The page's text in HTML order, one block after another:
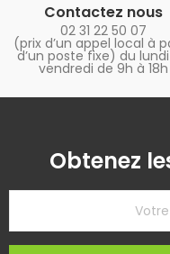
Contactez nous
02 31 22 50 07
(prix d’un appel local à
d’un poste fixe) du
vendredi de 9h à 18h
Obtenez